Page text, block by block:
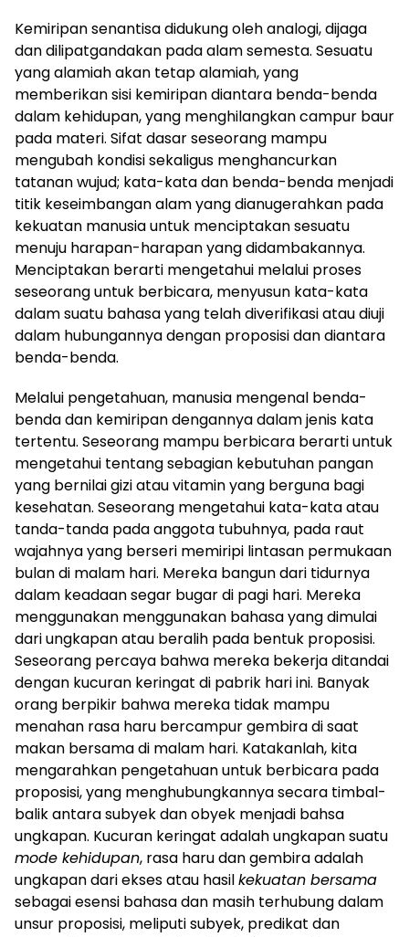
Kemiripan senantisa didukung oleh analogi, dijaga
dan dilipatgandakan pada alam semesta. Sesuatu
yang alamiah akan tetap alamiah, yang
memberikan sisi kemiripan diantara benda-benda
dalam kehidupan, yang menghilangkan campur baur
pada materi. Sifat dasar seseorang mampu
mengubah kondisi sekaligus menghancurkan
tatanan wujud; kata-kata dan benda-benda menjadi
titik keseimbangan alam yang dianugerahkan pada
kekuatan manusia untuk menciptakan sesuatu
menuju harapan-harapan yang didambakannya.
Menciptakan berarti mengetahui melalui proses
seseorang untuk berbicara, menyusun kata-kata
dalam suatu bahasa yang telah diverifikasi atau diuji
dalam hubungannya dengan proposisi dan diantara
benda-benda.
Melalui pengetahuan, manusia mengenal benda-
benda dan kemiripan dengannya dalam jenis kata
tertentu. Seseorang mampu berbicara berarti untuk
mengetahui tentang sebagian kebutuhan pangan
yang bernilai gizi atau vitamin yang berguna bagi
kesehatan. Seseorang mengetahui kata-kata atau
tanda-tanda pada anggota tubuhnya, pada raut
wajahnya yang berseri memiripi lintasan permukaan
bulan di malam hari. Mereka bangun dari tidurnya
dalam keadaan segar bugar di pagi hari. Mereka
menggunakan menggunakan bahasa yang dimulai
dari ungkapan atau beralih pada bentuk proposisi.
Seseorang percaya bahwa mereka bekerja ditandai
dengan kucuran keringat di pabrik hari ini. Banyak
orang berpikir bahwa mereka tidak mampu
menahan rasa haru bercampur gembira di saat
makan bersama di malam hari. Katakanlah, kita
mengarahkan pengetahuan untuk berbicara pada
proposisi, yang menghubungkannya secara timbal-
balik antara subyek dan obyek menjadi bahsa
ungkapan. Kucuran keringat adalah ungkapan suatu
mode kehidupan, rasa haru dan gembira adalah
ungkapan dari ekses atau hasilkekuatan bersama
sebagai esensi bahasa dan masih terhubung dalam
unsur proposisi, meliputi subyek, predikat dan